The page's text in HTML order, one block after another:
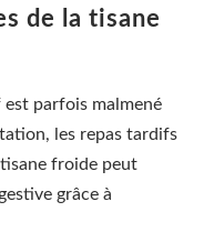
de la tisane
est parfois malmené
les repas tardifs
froide peut
grâce à